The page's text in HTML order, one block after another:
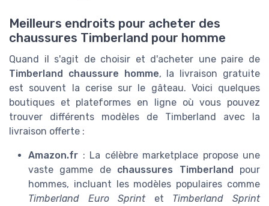
Meilleurs endroits pour acheter des
chaussures Timberland pour homme
Quand il s'agit de choisir et d'acheter une paire de
Timberland chaussure homme, la livraison gratuite
est souvent la cerise sur le gâteau. Voici quelques
boutiques et plateformes en ligne où vous pouvez
trouver différents modèles de Timberland avec la
livraison offerte :
Amazon.fr : La célèbre marketplace propose une
vaste gamme de chaussures Timberland pour
hommes, incluant les modèles populaires comme
Timberland Euro Sprintet Timberland Sprint